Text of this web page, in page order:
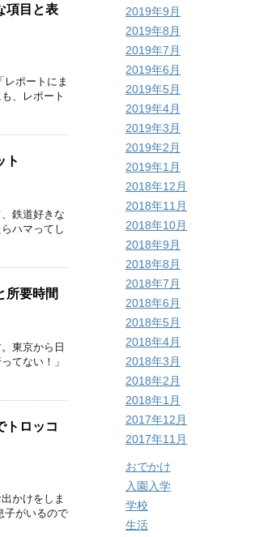
項目と表
ポートにま
、レポート
ト
鉄道好きな
ハマってし
所要時間
東京から日
てない！」
トロッコ
かけをしま
子がいるので
2019年9月
2019年8月
2019年7月
2019年6月
2019年5月
2019年4月
2019年3月
2019年2月
2019年1月
2018年12月
2018年11月
2018年10月
2018年9月
2018年8月
2018年7月
2018年6月
2018年5月
2018年4月
2018年3月
2018年2月
2018年1月
2017年12月
2017年11月
おでかけ
入園入学
学校
生活